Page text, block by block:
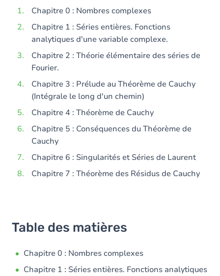
Chapitre 0 : Nombres complexes
Chapitre 1 : Séries entières. Fonctions
analytiques d'une variable complexe.
Chapitre 2 : Théorie élémentaire des séries de
Fourier.
Chapitre 3 : Prélude au Théorème de Cauchy
(Intégrale le long d'un chemin)
Chapitre 4 : Théorème de Cauchy
Chapitre 5 : Conséquences du Théorème de
Cauchy
Chapitre 6 : Singularités et Séries de Laurent
Chapitre 7 : Théorème des Résidus de Cauchy
Table des matières
Chapitre 0 : Nombres complexes
Chapitre 1 : Séries entières. Fonctions analytiques